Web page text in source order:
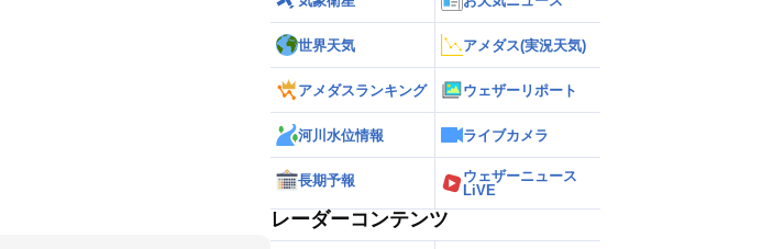
世界天気 アメダス(実況天気)
アメダスランキング ウェザーリポート
河川水位情報 ライブカメラ
長期予報
ウェザーニュース
LiVE
レーダーコンテンツ